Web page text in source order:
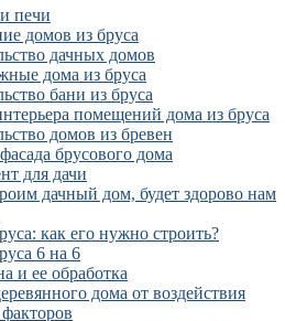
печи
домов из бруса
дачных домов
дома из бруса
бани из бруса
помещений дома из бруса
домов из бревен
брусового дома
для дачи
дачный дом, будет здорово нам
как его нужно строить?
6 на 6
и ее обработка
дома от воздействия